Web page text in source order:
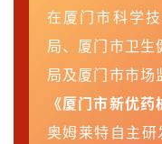
在厦门市科学
局、厦门市卫生
局及厦门市市场
《厦门市新优
奥姆莱特自主研